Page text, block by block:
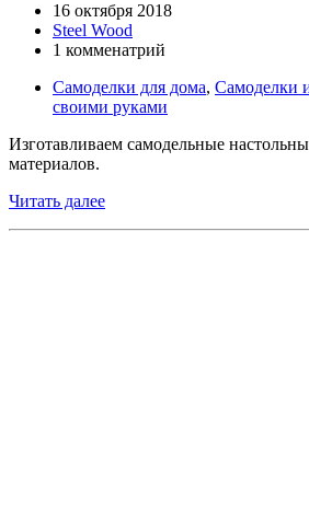
16 октября 2018
Steel Wood
1 комменатрий
Самоделки для дома, Самоделки
своими руками
Изготавливаем самодельные
материалов.
Читать далее